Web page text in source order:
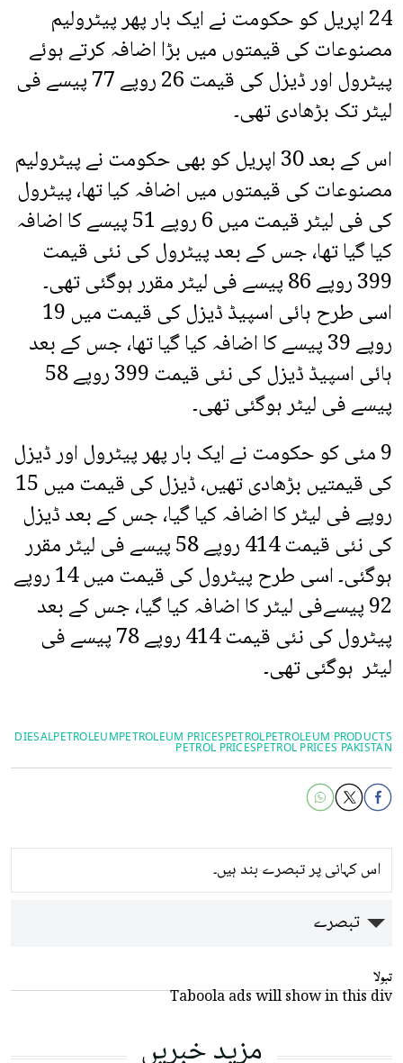
24 اپریل کو حکومت نے ایک بار پھر پیٹرولیم
مصنوعات کی قیمتوں میں بڑا اضافہ کرتے ہوئے
پیٹرول اور ڈیزل کی قیمت 26 روپے 77 پیسے فی
لیٹر تک بڑھادی تھی۔
اس کے بعد 30 اپریل کو بھی حکومت نے پیٹرولیم
مصنوعات کی قیمتوں میں اضافہ کیا تھا، پیٹرول
کی فی لیٹر قیمت میں 6 روپے 51 پیسے کا اضافہ
کیا گیا تھا، جس کے بعد پیٹرول کی نئی قیمت
399 روپے 86 پیسے فی لیٹر مقرر ہوگئی تھی۔
اسی طرح ہائی اسپیڈ ڈیزل کی قیمت میں 19
روپے 39 پیسے کا اضافہ کیا گیا تھا، جس کے بعد
ہائی اسپیڈ ڈیزل کی نئی قیمت 399 روپے 58
پیسے فی لیٹر ہوگئی تھی۔
9 مئی کو حکومت نے ایک بار پھر پیٹرول اور ڈیزل
کی قیمتیں بڑھادی تھیں، ڈیزل کی قیمت میں 15
روپے فی لیٹر کا اضافہ کیا گیا، جس کے بعد ڈیزل
کی نئی قیمت 414 روپے 58 پیسے فی لیٹر مقرر
ہوگئی۔ اسی طرح پیٹرول کی قیمت میں 14 روپے
92 پیسےفی لیٹر کا اضافہ کیا گیا، جس کے بعد
پیٹرول کی نئی قیمت 414 روپے 78 پیسے فی
لیٹر ہوگئی تھی۔
PETROLEUM PRODUCTS
PETROL
PETROLEUM PRICES
PETROLEUM
DIESAL
PETROL PRICES PAKISTAN
PETROL PRICES
اس کہانی پر تبصرے بند ہیں۔
تبصرے
تبولا
Taboola ads will show in this div
مزید خبریں